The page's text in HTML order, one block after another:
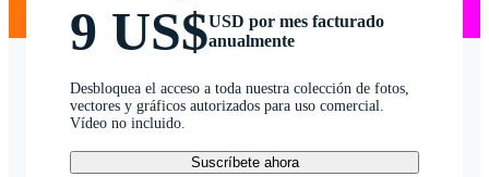
9 US$USD por mes facturado
anualmente
Desbloquea el acceso a toda nuestra colección de fotos,
vectores y gráficos autorizados para uso comercial.
Vídeo no incluido.
Suscríbete ahora